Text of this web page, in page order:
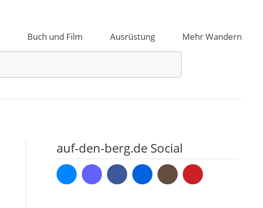
Buch und Film Ausrüstung Mehr Wandern
auf-den-berg.de Social
BlueskyMastodonFacebookFlickr InstagramPinterest